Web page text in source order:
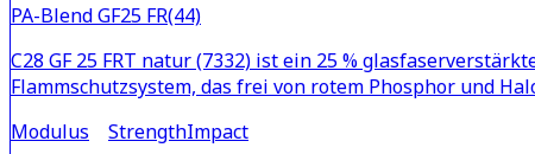
PA-Blend GF25 FR(44)
C28 GF 25 FRT natur (7332) ist ein 25 %
Flammschutzsystem, das frei von rotem Phosphor und
Modulus
StrengthImpact